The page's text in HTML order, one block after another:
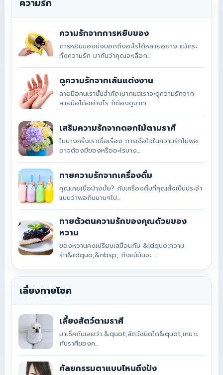
ความรัก
ความรักจากการหยิบของ
การหยิบของบ่งบอกถึงอะไรได้หลายอย่าง แม้กระ
ทั้งความรัก มากันว่าคุณจะเลือก...
ดูความรักจากเส้นแต่งงาน
ลายมือคนเรานั้นสำคัญมากแต่เราจะดูความรักจาก
ลายมือได้อย่างไร ก็ต้องดูจากเ...
เสริมความรักจากดอกไม้ตามราศี
ในบางครั้งเราเชื่อเรื่อง การเชื่อใจในความรักไม่พอ
อาจต้องมีของหรืออะไรบาง...
ทายความรักจากเครื่องดื่ม
คุณเคยเบื่อบ้างมั้ย? กับเครื่องดื่มที่คุณสั่งเป็นประจำ
แบบว่าพอกินนานๆไป...
ทายตัวตนความรักของคุณด้วยของ
หวาน
ของหวานคงเปรียบเสมือนกับ &ldquo;ความ
รัก&rdquo;&nbsp; ถึงแม้มันจะ ...
เสี่ยงทายโชค
เลี้ยงสัตว์ตามราศี
มาเช็คกันเลยว่า..&quot;สัตว์ชนิดใด&quot;เหมาะ
กับราศีของค...
ศัลยกรรมตาแบบไหนถึงปัง